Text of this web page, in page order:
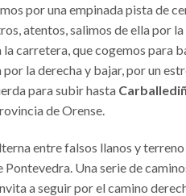
por una empinada pista de
atentos, salimos de ella por
la carretera, que cogemos para
la derecha y bajar, por un
para subir hasta
de Orense.
entre falsos llanos y
Una serie de
a seguir por el camino